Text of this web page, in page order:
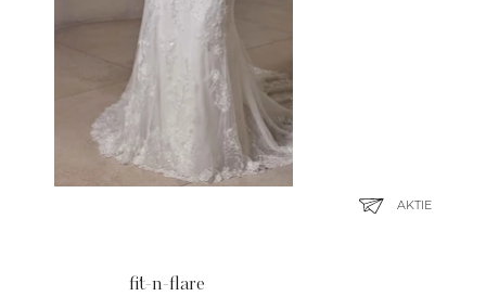
fit-n-flare
AKTIE